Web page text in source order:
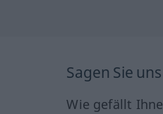
Sagen Sie
Wie gefällt